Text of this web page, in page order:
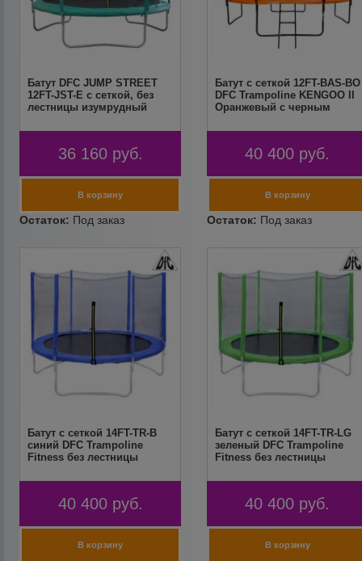
Батут DFC JUMP STREET
12FT-JST-E c сеткой, без
лестницы изумрудный
36 160 руб.
Батут с сеткой 12FT-BAS-BO
DFC Trampoline KENGOO II
Оранжевый с черным
40 400 руб.
Батут с сеткой 14FT-TR-B
синий DFC Trampoline
Fitness без лестницы
40 400 руб.
Батут с сеткой 14FT-TR-LG
зеленый DFC Trampoline
Fitness без лестницы
40 400 руб.